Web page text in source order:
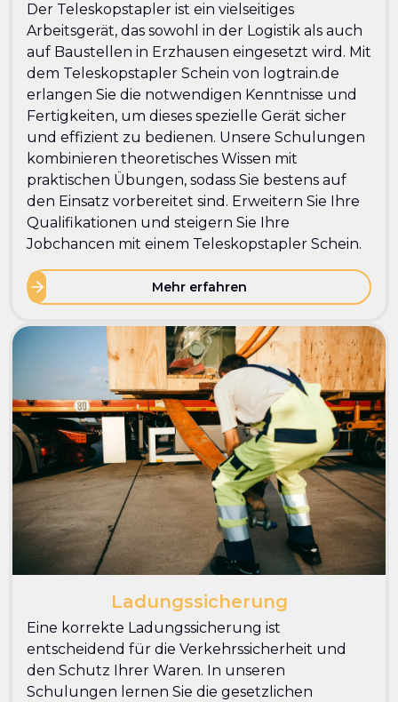
Der Teleskopstapler ist ein vielseitiges
Arbeitsgerät, das sowohl in der Logistik als auch
auf Baustellen in Erzhausen eingesetzt wird. Mit
dem Teleskopstapler Schein von logtrain.de
erlangen Sie die notwendigen Kenntnisse und
Fertigkeiten, um dieses spezielle Gerät sicher
und effizient zu bedienen. Unsere Schulungen
kombinieren theoretisches Wissen mit
praktischen Übungen, sodass Sie bestens auf
den Einsatz vorbereitet sind. Erweitern Sie Ihre
Qualifikationen und steigern Sie Ihre
Jobchancen mit einem Teleskopstapler Schein.
Mehr erfahren
Ladungssicherung
Eine korrekte Ladungssicherung ist
entscheidend für die Verkehrssicherheit und
den Schutz Ihrer Waren. In unseren
Schulungen lernen Sie die gesetzlichen